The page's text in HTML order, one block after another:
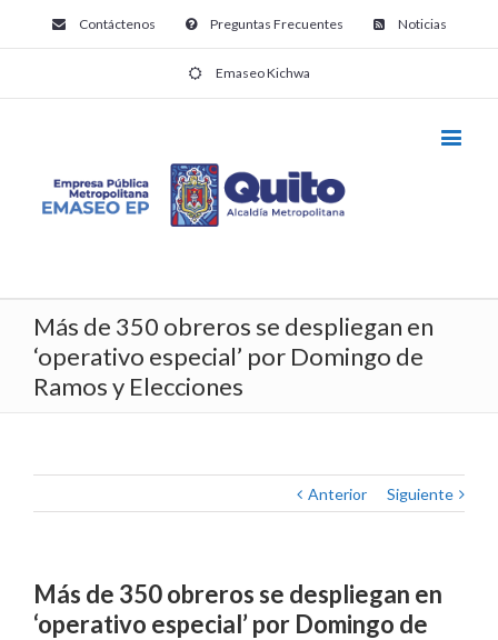
Contáctenos Preguntas Frecuentes Noticias
Emaseo Kichwa
Más de 350 obreros se despliegan en
‘operativo especial’ por Domingo de
Ramos y Elecciones
Anterior Siguiente
Más de 350 obreros se despliegan en
‘operativo especial’ por Domingo de